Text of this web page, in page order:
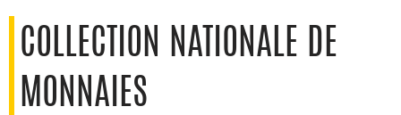
COLLECTION NATIONALE DE
MONNAIES